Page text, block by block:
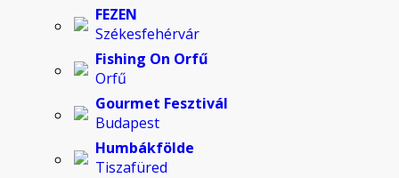
FEZEN
Székesfehérvár
Fishing On Orfű
Orfű
Gourmet Fesztivál
Budapest
Humbákfölde
Tiszafüred